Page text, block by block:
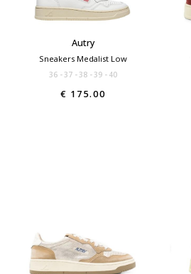
Autry
Sneakers Medalist Low
36 37 38 39 40
€ 175.00